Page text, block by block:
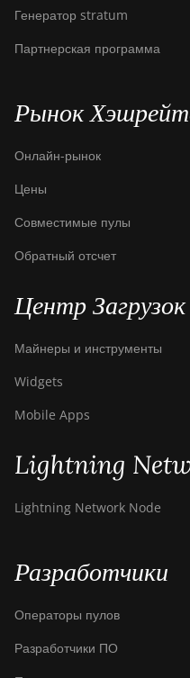
Генератор stratum
Партнерская программа
Рынок
Онлайн-рынок
Цены
Совместимые пулы
Обратный отсчет
Центр Загрузок
Майнеры и инструменты
Widgets
Mobile Apps
Lightning
Lightning Network Node
Разработчики
Операторы пулов
Разработчики ПО